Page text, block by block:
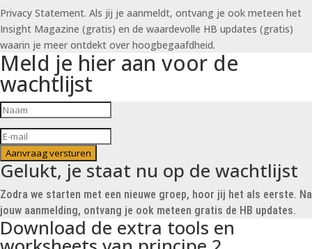
Privacy Statement. Als jij je aanmeldt, ontvang je ook meteen het
Insight Magazine (gratis) en de waardevolle HB updates (gratis)
waarin je meer ontdekt over hoogbegaafdheid.
Meld je hier aan voor de
wachtlijst
Aanvraag versturen
Gelukt, je staat nu op de wachtlijst
Zodra we starten met een nieuwe groep, hoor jij het als eerste. Na
jouw aanmelding, ontvang je ook meteen gratis de HB updates.
Download de extra tools en